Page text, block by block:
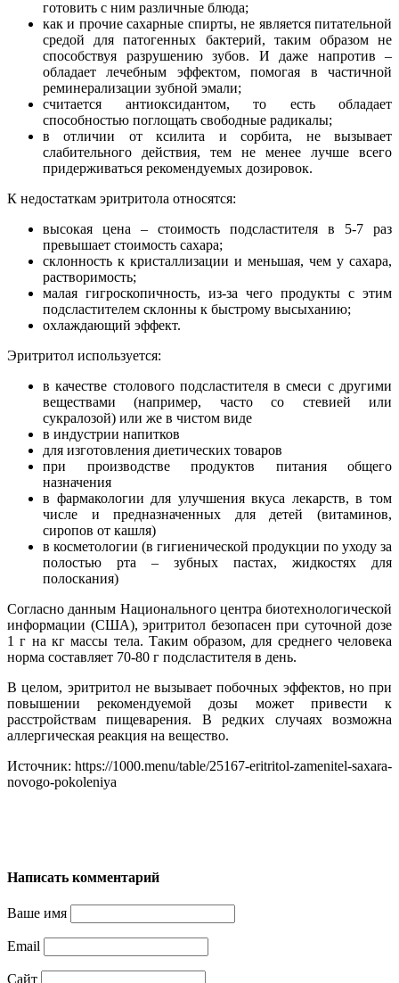
готовить с ним различные блюда;
как и прочие сахарные спирты, не является питательной
средой для патогенных бактерий, таким образом не
способствуя разрушению зубов. И даже напротив –
обладает лечебным эффектом, помогая в частичной
реминерализации зубной эмали;
считается антиоксидантом, то есть обладает
способностью поглощать свободные радикалы;
в отличии от ксилита и сорбита, не вызывает
слабительного действия, тем не менее лучше всего
придерживаться рекомендуемых дозировок.
К недостаткам эритритола относятся:
высокая цена – стоимость подсластителя в 5-7 раз
превышает стоимость сахара;
склонность к кристаллизации и меньшая, чем у сахара,
растворимость;
малая гигроскопичность, из-за чего продукты с этим
подсластителем склонны к быстрому высыханию;
охлаждающий эффект.
Эритритол используется:
в качестве столового подсластителя в смеси с другими
веществами (например, часто со стевией или
сукралозой) или же в чистом виде
в индустрии напитков
для изготовления диетических товаров
при производстве продуктов питания общего
назначения
в фармакологии для улучшения вкуса лекарств, в том
числе и предназначенных для детей (витаминов,
сиропов от кашля)
в косметологии (в гигиенической продукции по уходу за
полостью рта – зубных пастах, жидкостях для
полоскания)
Согласно данным Национального центра биотехнологической
информации (США), эритритол безопасен при суточной дозе
1 г на кг массы тела. Таким образом, для среднего человека
норма составляет 70-80 г подсластителя в день.
В целом, эритритол не вызывает побочных эффектов, но при
повышении рекомендуемой дозы может привести к
расстройствам пищеварения. В редких случаях возможна
аллергическая реакция на вещество.
Источник: https://1000.menu/table/25167-eritritol-zamenitel-saxara-
novogo-pokoleniya
Написать комментарий
Ваше имя
Email
Сайт